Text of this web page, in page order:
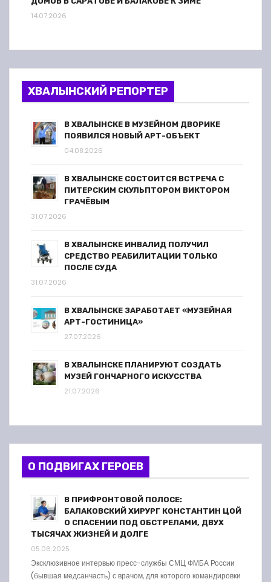
14.07.2026
ХВАЛЫНСКИЙ РЕПОРТЕР
В ХВАЛЫНСКЕ В МУЗЕЙНОМ ДВОРИКЕ
ПОЯВИЛСЯ НОВЫЙ АРТ-ОБЪЕКТ
04.08.2026
В ХВАЛЫНСКЕ СОСТОИТСЯ ВСТРЕЧА С
ПИТЕРСКИМ СКУЛЬПТОРОМ ВИКТОРОМ
ГРАЧЁВЫМ
31.07.2026
В ХВАЛЫНСКЕ ИНВАЛИД ПОЛУЧИЛ
СРЕДСТВО РЕАБИЛИТАЦИИ ТОЛЬКО
ПОСЛЕ СУДА
31.07.2026
В ХВАЛЫНСКЕ ЗАРАБОТАЕТ «МУЗЕЙНАЯ
АРТ-ГОСТИНИЦА»
27.07.2026
В ХВАЛЫНСКЕ ПЛАНИРУЮТ СОЗДАТЬ
МУЗЕЙ ГОНЧАРНОГО ИСКУССТВА
21.07.2026
О ПОДВИГАХ ГЕРОЕВ
В ПРИФРОНТОВОЙ ПОЛОСЕ:
БАЛАКОВСКИЙ ХИРУРГ КОНСТАНТИН ЦОЙ
О СПАСЕНИИ ПОД ОБСТРЕЛАМИ, ДВУХ
ТЫСЯЧАХ ЖИЗНЕЙ И ДОЛГЕ
05.06.2025
Эксклюзивное интервью пресс-службы СМЦ ФМБА России
(бывшая медсанчасть) с врачом, для которого командировки